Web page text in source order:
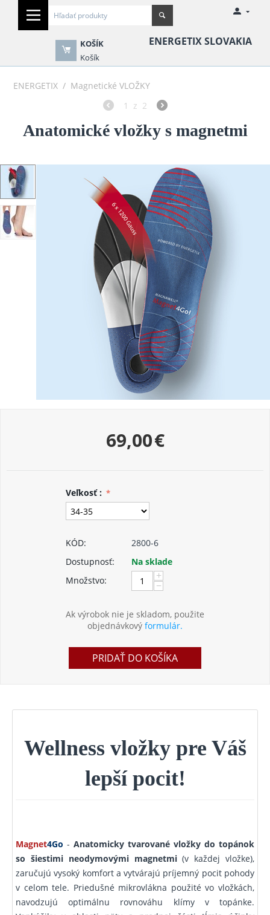
ENERGETIX SLOVAKIA
KOŠÍK
Košík
ENERGETIX / Magnetické VLOŽKY
1
z 2
Anatomické vložky s magnetmi
69,00€
Veľkosť :
KÓD:
2800-6
Dostupnosť:
Na sklade
Množstvo:
+
−
Ak výrobok nie je skladom, použite
objednávkový formulár.
PRIDAŤ DO KOŠÍKA
Wellness vložky pre Váš
lepší pocit!
Magnet4Go - Anatomicky tvarované vložky do topánok
so šiestimi neodymovými magnetmi(v každej vložke),
zaručujú vysoký komfort a vytvárajú príjemný pocit pohody
v celom tele. Priedušné mikrovlákna použité vo vložkách,
navodzujú optimálnu rovnováhu klímy v topánke.